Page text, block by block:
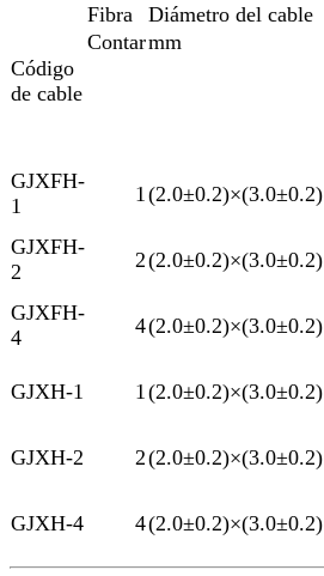
Código
de cable
Fibra Diámetro del cable
Contarmm
GJXFH-
1
1 (2.0±0.2)×(3.0±0.2)
GJXFH-
2
2(2.0±0.2)×(3.0±0.2)
GJXFH-
4
4(2.0±0.2)×(3.0±0.2)
GJXH-1 1 (2.0±0.2)×(3.0±0.2)
GJXH-2 2(2.0±0.2)×(3.0±0.2)
GJXH-4 4(2.0±0.2)×(3.0±0.2)